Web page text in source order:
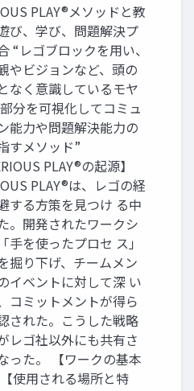
PLAY®メソッドと教
び、学び、問題解決プ
“レゴブロックを用い、
やビジョンなど、頭の
なく意識しているモヤ
分を可視化してコミュ
能力や問題解決能力の
すメソッド”
PLAY®の起源】
PLAY®は、レゴの経
する方策を見つけ る中
。開発されたワークシ
手を使ったプロセ ス」
掘り下げ、チームメン
イベントに対して深 い
コミットメントが得ら
された。こうした戦略
レゴ社以外にも共有さ
った。 【ワークの基本
使用される場所と特